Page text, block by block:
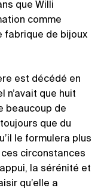
que Willi
comme
fabrique de bijoux
est décédé en
n’avait que huit
beaucoup de
que du
le formulera plus
circonstances
la sérénité et
qu’elle a